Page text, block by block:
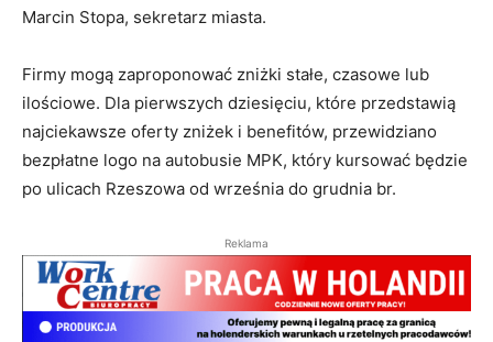
Marcin Stopa, sekretarz miasta.
Firmy mogą zaproponować zniżki stałe, czasowe lub
ilościowe. Dla pierwszych dziesięciu, które przedstawią
najciekawsze oferty zniżek i benefitów, przewidziano
bezpłatne logo na autobusie MPK, który kursować będzie
po ulicach Rzeszowa od września do grudnia br.
Reklama